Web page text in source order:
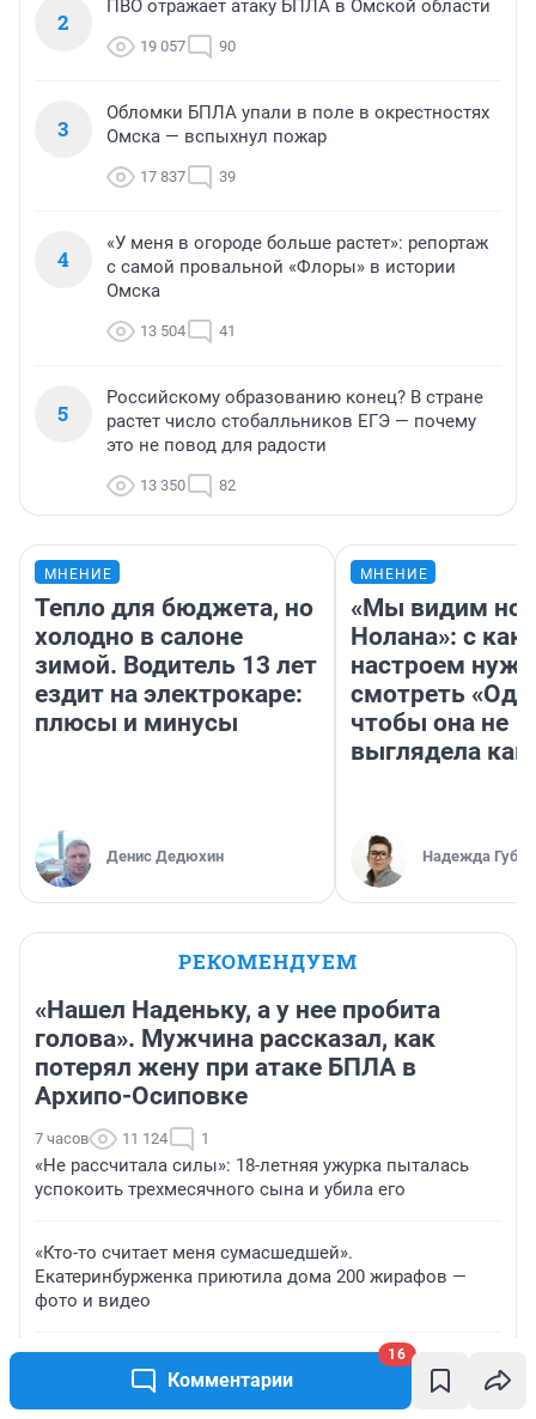
Комментарии
16
2
ПВО отражает атаку БПЛА в Омской области
19 057 90
3
Обломки БПЛА упали в поле в окрестностях
Омска — вспыхнул пожар
17 837 39
4
«У меня в огороде больше растет»: репортаж
с самой провальной «Флоры» в истории
Омска
13 504 41
5
Российскому образованию конец? В стране
растет число стобалльников ЕГЭ — почему
это не повод для радости
13 350 82
МНЕНИЕ
Тепло для бюджета, но
холодно в салоне
зимой. Водитель 13 лет
ездит на электрокаре:
плюсы и минусы
Денис Дедюхин
МНЕНИЕ
«Мы видим
Нолана»: с
настроем
смотреть
чтобы она не
выглядела как
Надежда
РЕКОМЕНДУЕМ
«Нашел Наденьку, а у нее пробита
голова». Мужчина рассказал, как
потерял жену при атаке БПЛА в
Архипо-Осиповке
7 часов 11 124 1
«Не рассчитала силы»: 18-летняя ужурка пыталась
успокоить трехмесячного сына и убила его
«Кто-то считает меня сумасшедшей».
Екатеринбурженка приютила дома 200 жирафов —
фото и видео
«Плохо, как никогда до этого»: таролог о судьбе
Кузбасса и его жителей в августе